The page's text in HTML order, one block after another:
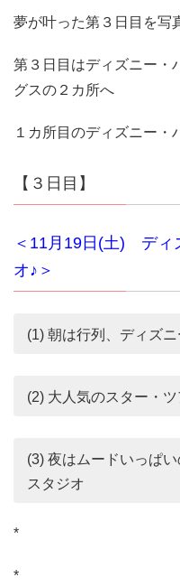
夢が叶った第３日目を写
第３日目はディズニー・
グスの２カ所へ
１カ所目のディズニー・
【３日目】
＜11月19日(土) ディ
オ♪＞
(1) 朝は行列、ディズ
(2) 大人気のスター・
(3) 夜はムードいっぱ
スタジオ
*
*